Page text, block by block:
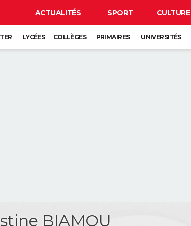
ACTUALITÉS SPORT CULTURE
LYCÉES COLLÈGES PRIMAIRES UNIVERSITÉS
BIAMOU